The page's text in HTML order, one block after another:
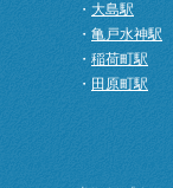
・ 大島駅
・ 亀戸水神駅
・ 稲荷町駅
・ 田原町駅